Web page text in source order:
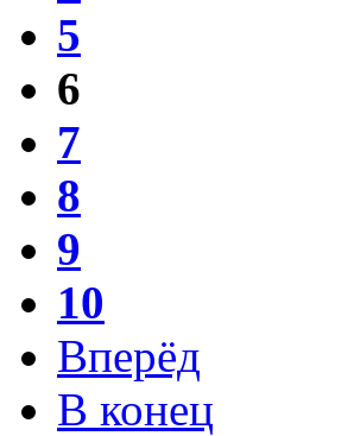
5
6
7
8
9
10
Вперёд
В конец